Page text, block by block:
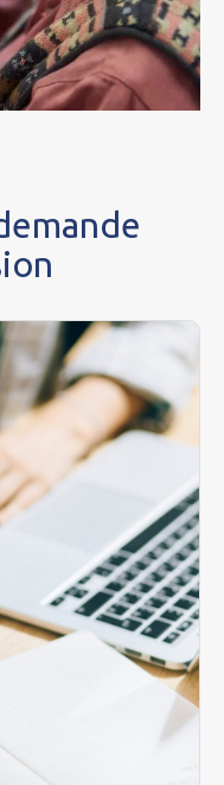
d’admission dans
invitons à :
sur la
de